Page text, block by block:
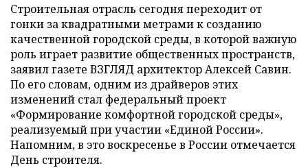
Строительная отрасль сегодня переходит от
гонки за квадратными метрами к созданию
качественной городской среды, в которой важную
роль играет развитие общественных пространств,
заявил газете ВЗГЛЯД архитектор Алексей Савин.
По его словам, одним из драйверов этих
изменений стал федеральный проект
«Формирование комфортной городской среды»,
реализуемый при участии «Единой России».
Напомним, в это воскресенье в России отмечается
День строителя.